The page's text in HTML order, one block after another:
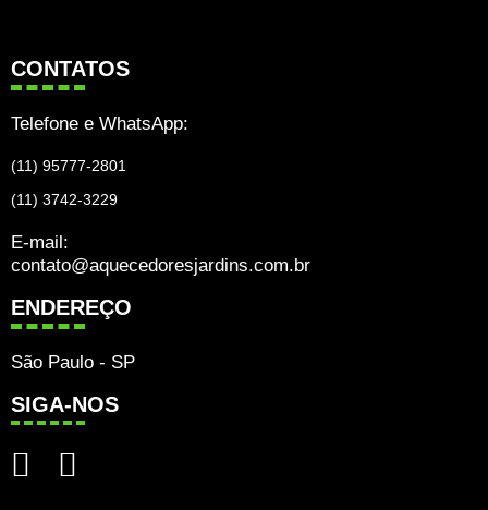
CONTATOS
Telefone e WhatsApp:
(11) 95777-2801
(11) 3742-3229
E-mail:
contato@aquecedoresjardins.com.br
ENDEREÇO
São Paulo - SP
SIGA-NOS